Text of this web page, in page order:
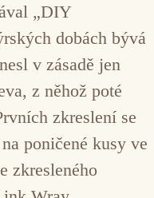
„DIY
dobách bývá
v zásadě jen
z něhož poté
zkreslení se
poničené kusy ve
zkresleného